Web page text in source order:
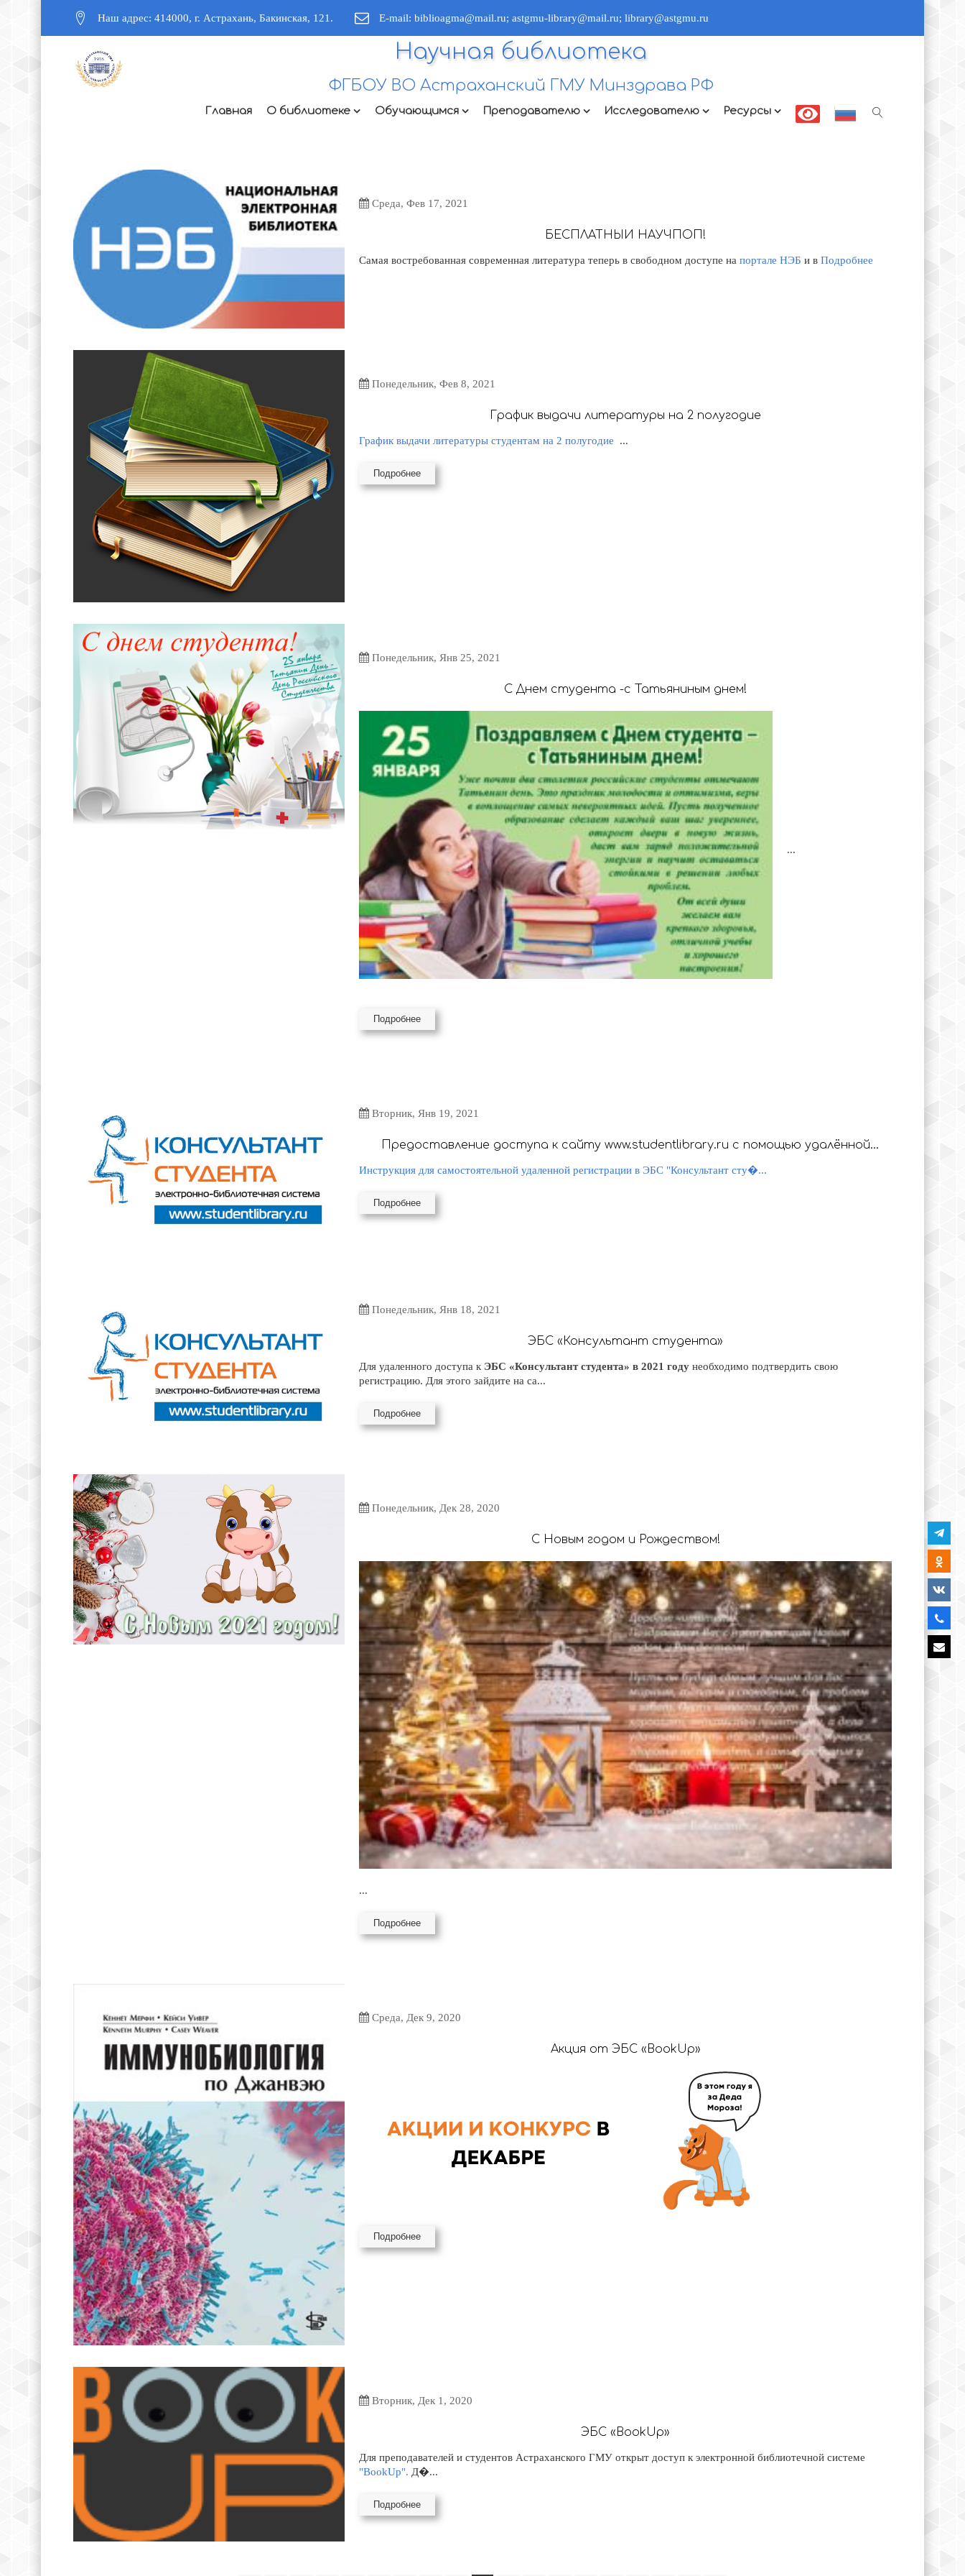
Наш адрес: 414000, г. Астрахань, Бакинская, 121. E-mail: biblioagma@mail.ru; astgmu-library@mail.ru; library@astgmu.ru
Научная библиотека
ФГБОУ ВО Астраханский ГМУ Минздрава РФ
Главная О библиотеке Обучающимся Преподавателю Исследователю Ресурсы
Среда, Фев 17, 2021
БЕСПЛАТНЫЙ НАУЧПОП!
Самая востребованная современная литература теперь в свободном доступе на портале НЭБ и в Подробнее
Понедельник, Фев 8, 2021
График выдачи литературы на 2 полугодие
График выдачи литературы студентам на 2 полугодие ...
Подробнее
Понедельник, Янв 25, 2021
С Днем студента -с Татьяниным днем!
...
Подробнее
Вторник, Янв 19, 2021
Предоставление доступа к сайту www.studentlibrary.ru с помощью удалённой
Инструкция для самостоятельной удаленной регистрации в ЭБС "Консультант сту�...
Подробнее
Понедельник, Янв 18, 2021
ЭБС «Консультант студента»
Для удаленного доступа к ЭБС «Консультант студента» в 2021 году необходимо подтвердить свою
регистрацию. Для этого зайдите на са...
Подробнее
Понедельник, Дек 28, 2020
С Новым годом и Рождеством!
...
Подробнее
Среда, Дек 9, 2020
Акция от ЭБС «BookUp»
Подробнее
Вторник, Дек 1, 2020
ЭБС «BookUp»
Для преподавателей и студентов Астраханского ГМУ открыт доступ к электронной библиотечной системе
"BookUp". Д�...
Подробнее